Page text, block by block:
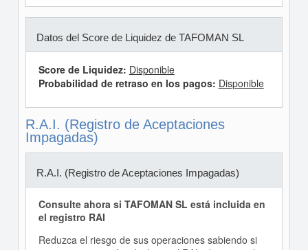
Datos del Score de Liquidez de TAFOMAN SL
Score de Liquidez: Disponible
Probabilidad de retraso en los pagos: Disponible
R.A.I. (Registro de Aceptaciones
Impagadas)
R.A.I. (Registro de Aceptaciones Impagadas)
Consulte ahora si TAFOMAN SL está incluida en
el registro RAI
Reduzca el riesgo de sus operaciones sabiendo si